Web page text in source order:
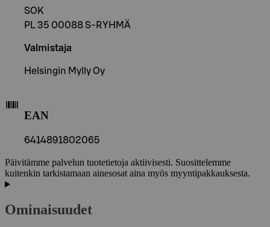
SOK
PL 35 00088 S-RYHMÄ
Valmistaja
Helsingin Mylly Oy
EAN
6414891802065
Päivitämme palvelun tuotetietoja aktiivisesti. Suosittelemme
kuitenkin tarkistamaan ainesosat aina myös myyntipakkauksesta.
Ominaisuudet